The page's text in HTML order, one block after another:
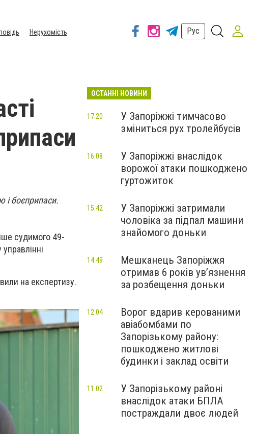
Нерухомість
Рус
і боєприпаси.
судимого 49-
на експертизу.
ОСТАННІ НОВИНИ
У Запоріжжі тимчасово
зміниться рух тролейбусів
17:20
У Запоріжжі внаслідок
ворожої атаки пошкоджено
гуртожиток
16:08
У Запоріжжі затримали
чоловіка за підпал машини
знайомого доньки
15:42
Мешканець Запоріжжя
отримав 6 років увʼязнення
за розбещення доньки
14:49
Ворог вдарив керованими
авіабомбами по
Запорізькому району:
пошкоджено житлові
будинки і заклад освіти
12:04
У Запорізькому районі
внаслідок атаки БПЛА
постраждали двоє людей
11:02